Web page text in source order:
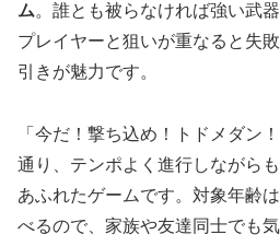
ム。誰とも被らなければ強い武
プレイヤーと狙いが重なると失
引きが魅力です。
「今だ！撃ち込め！トドメダン
通り、テンポよく進行しながら
あふれたゲームです。対象年齢
べるので、家族や友達同士でも気